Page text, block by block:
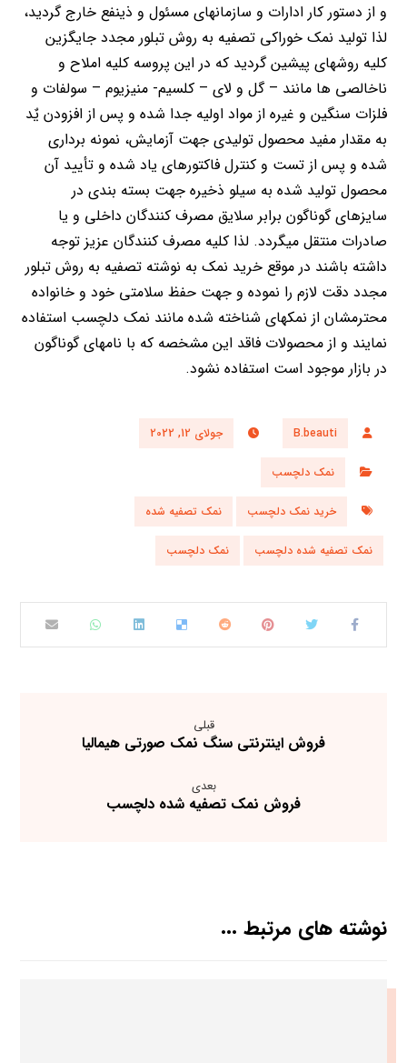
و از دستور کار ادارات و سازمانهای مسئول و ذینفع خارج گردید،
لذا تولید نمک خوراکی تصفیه به روش تبلور مجدد جایگزین
کلیه روشهای پیشین گردید که در این پروسه کلیه املاح و
ناخالصی ها مانند – گل و لای – کلسیم- منیزیوم – سولفات و
فلزات سنگین و غیره از مواد اولیه جدا شده و پس از افزودن یٌد
به مقدار مفید محصول تولیدی جهت آزمایش، نمونه برداری
شده و پس از تست و کنترل فاکتورهای یاد شده و تأیید آن
محصول تولید شده به سیلو ذخیره جهت بسته بندی در
سایزهای گوناگون برابر سلایق مصرف کنندگان داخلی و یا
صادرات منتقل میگردد. لذا کلیه مصرف کنندگان عزیز توجه
داشته باشند در موقع خرید نمک به نوشته تصفیه به روش تبلور
مجدد دقت لازم را نموده و جهت حفظ سلامتی خود و خانواده
محترمشان از نمکهای شناخته شده مانند نمک دلچسب استفاده
نمایند و از محصولات فاقد این مشخصه که با نامهای گوناگون
در بازار موجود است استفاده نشود.
B.beauti جولای 12, 2022
نمک دلچسب
خرید نمک دلچسب نمک تصفیه شده
نمک تصفیه شده دلچسب نمک دلچسب
قبلی
فروش اینترنتی سنگ نمک صورتی هیمالیا
بعدی
فروش نمک تصفیه شده دلچسب
نوشته های مرتبط ...